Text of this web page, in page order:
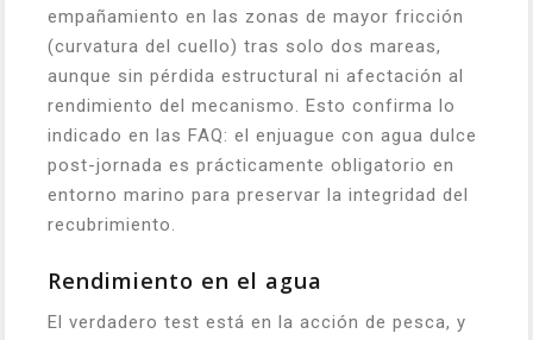
empañamiento en las zonas de mayor fricción
(curvatura del cuello) tras solo dos mareas,
aunque sin pérdida estructural ni afectación al
rendimiento del mecanismo. Esto confirma lo
indicado en las FAQ: el enjuague con agua dulce
post-jornada es prácticamente obligatorio en
entorno marino para preservar la integridad del
recubrimiento.
Rendimiento en el agua
El verdadero test está en la acción de pesca, y